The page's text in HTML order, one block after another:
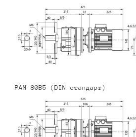
PAM 80B5 (DIN стандарт)